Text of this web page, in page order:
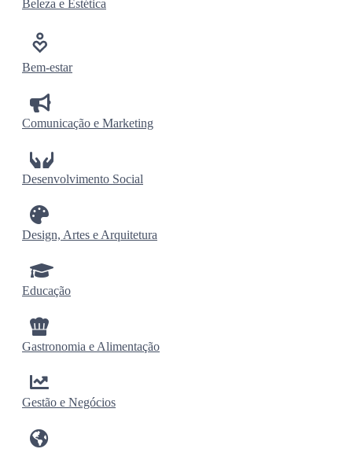
Beleza e Estética
Bem-estar
Comunicação e Marketing
Desenvolvimento Social
Design, Artes e Arquitetura
Educação
Gastronomia e Alimentação
Gestão e Negócios